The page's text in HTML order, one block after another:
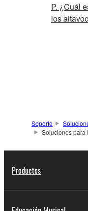
P. ¿Cuál
los
Soporte
Soluciones para
Productos